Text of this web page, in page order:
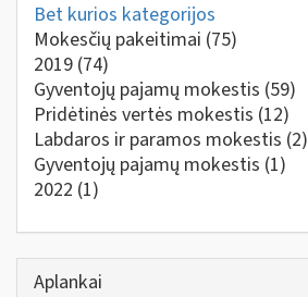
Bet kurios kategorijos
Mokesčių pakeitimai (75)
2019 (74)
Gyventojų pajamų mokestis (59)
Pridėtinės vertės mokestis (12)
Labdaros ir paramos mokestis (2)
Gyventojų pajamų mokestis (1)
2022 (1)
Aplankai